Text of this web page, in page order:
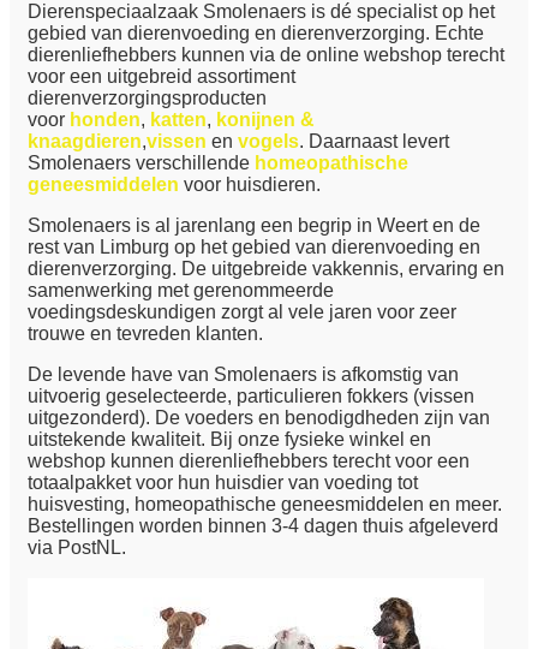
Dierenspeciaalzaak Smolenaers is dé specialist op het
gebied van dierenvoeding en dierenverzorging. Echte
dierenliefhebbers kunnen via de online webshop terecht
voor een uitgebreid assortiment
dierenverzorgingsproducten
voor honden, katten, konijnen &
knaagdieren,vissen en vogels. Daarnaast levert
Smolenaers verschillende homeopathische
geneesmiddelen voor huisdieren.
Smolenaers is al jarenlang een begrip in Weert en de
rest van Limburg op het gebied van dierenvoeding en
dierenverzorging. De uitgebreide vakkennis, ervaring en
samenwerking met gerenommeerde
voedingsdeskundigen zorgt al vele jaren voor zeer
trouwe en tevreden klanten.
De levende have van Smolenaers is afkomstig van
uitvoerig geselecteerde, particulieren fokkers (vissen
uitgezonderd). De voeders en benodigdheden zijn van
uitstekende kwaliteit. Bij onze fysieke winkel en
webshop kunnen dierenliefhebbers terecht voor een
totaalpakket voor hun huisdier van voeding tot
huisvesting, homeopathische geneesmiddelen en meer.
Bestellingen worden binnen 3-4 dagen thuis afgeleverd
via PostNL.